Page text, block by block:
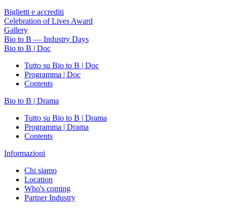
Biglietti e accrediti
Celebration of Lives Award
Gallery
Bio to B — Industry Days
Bio to B | Doc
Tutto su Bio to B | Doc
Programma | Doc
Contents
Bio to B | Drama
Tutto su Bio to B | Drama
Programma | Drama
Contents
Informazioni
Chi siamo
Location
Who's coming
Partner Industry